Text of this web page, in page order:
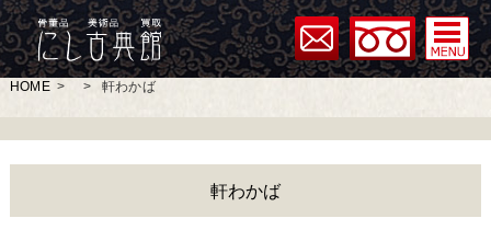
HOME> > 軒わかば
軒わかば